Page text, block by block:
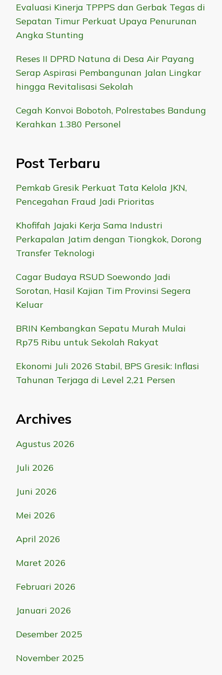
Evaluasi Kinerja TPPPS dan Gerbak Tegas di
Sepatan Timur Perkuat Upaya Penurunan
Angka Stunting
Reses II DPRD Natuna di Desa Air Payang
Serap Aspirasi Pembangunan Jalan Lingkar
hingga Revitalisasi Sekolah
Cegah Konvoi Bobotoh, Polrestabes Bandung
Kerahkan 1.380 Personel
Post Terbaru
Pemkab Gresik Perkuat Tata Kelola JKN,
Pencegahan Fraud Jadi Prioritas
Khofifah Jajaki Kerja Sama Industri
Perkapalan Jatim dengan Tiongkok, Dorong
Transfer Teknologi
Cagar Budaya RSUD Soewondo Jadi
Sorotan, Hasil Kajian Tim Provinsi Segera
Keluar
BRIN Kembangkan Sepatu Murah Mulai
Rp75 Ribu untuk Sekolah Rakyat
Ekonomi Juli 2026 Stabil, BPS Gresik: Inflasi
Tahunan Terjaga di Level 2,21 Persen
Archives
Agustus 2026
Juli 2026
Juni 2026
Mei 2026
April 2026
Maret 2026
Februari 2026
Januari 2026
Desember 2025
November 2025